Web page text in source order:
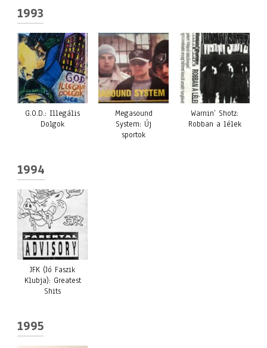
1993
G.O.D.: Illegális
Dolgok
Megasound
System: Új
sportok
Warnin’ Shotz:
Robban a lélek
1994
JFK (Jó Faszik
Klubja): Greatest
Shits
1995